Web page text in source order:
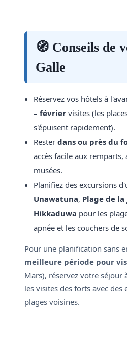
🧭 Conseils de
Galle
Réservez vos hôtels à
– février visites (les
s'épuisent rapidement).
Rester dans ou près du
accès facile aux remparts,
musées.
Planifiez des excursions
Unawatuna, Plage de
Hikkaduwa pour les
apnée et les couchers de
Pour une planification sans
meilleure période pour
Mars), réservez votre séjour
les visites des forts avec des
plages voisines.